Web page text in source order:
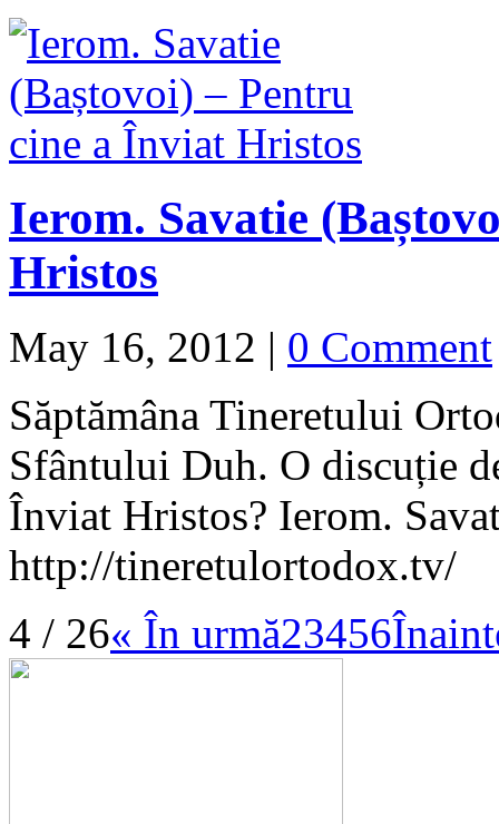
Ierom. Savatie
Hristos
May 16, 2012 | 0 Comment
Săptămâna Tineretului
Sfântului Duh. O discuție
Înviat Hristos? Ierom.
http://tineretulortodox.tv/
4 / 26« În urmă23456